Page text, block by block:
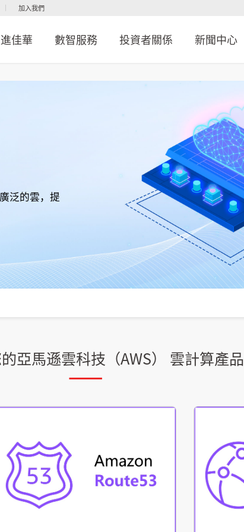
加入我們
佳華 數智服務 投資者關係 新聞中心
泛的雲，提
亞馬遜雲科技（AWS） 雲計算產品